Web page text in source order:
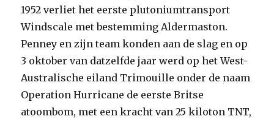
1952 verliet het eerste plutoniumtransport
Windscale met bestemming Aldermaston.
Penney en zijn team konden aan de slag en op
3 oktober van datzelfde jaar werd op het West-
Australische eiland Trimouille onder de naam
Operation Hurricane de eerste Britse
atoombom, met een kracht van 25 kiloton TNT,